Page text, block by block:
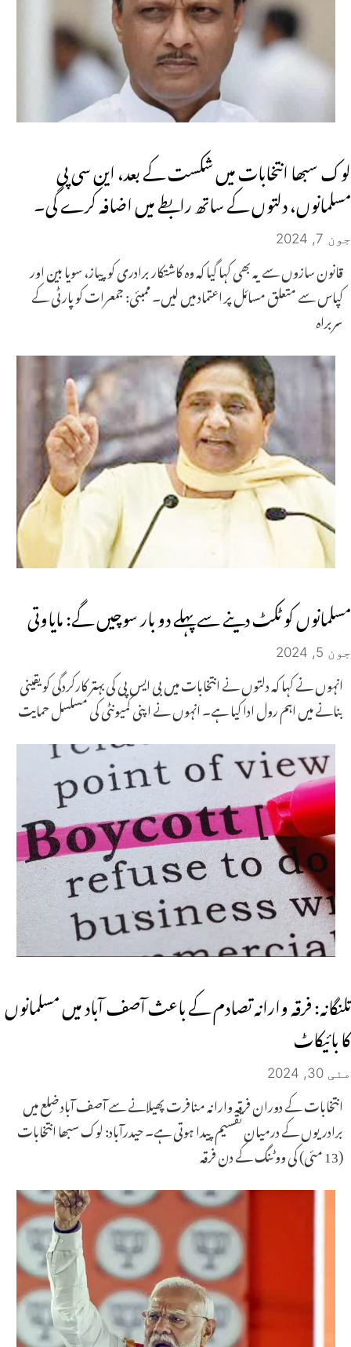
لوک سبھا انتخابات میں شکست کے بعد، این سی پی
مسلمانوں، دلتوں کے ساتھ رابطے میں اضافہ کرے گی۔
جون 7, 2024
قانون سازوں سے یہ بھی کہا گیا کہ وہ کاشتکار برادری کو پیاز، سویا بین اور
کپاس سے متعلق مسائل پر اعتماد میں لیں۔ ممبئی: جمعرات کو پارٹی کے
سربراہ
مسلمانوں کو ٹکٹ دینے سے پہلے دو بار سوچیں گے: مایاوتی
جون 5, 2024
انہوں نے کہا کہ دلتوں نے انتخابات میں بی ایس پی کی بہتر کارکردگی کو یقینی
بنانے میں اہم رول ادا کیا ہے۔ انہوں نے اپنی کمیونٹی کی مسلسل حمایت
تلنگانہ: فرقہ وارانہ تصادم کے باعث آصف آباد میں مسلمانوں
کا بائیکاٹ
مئی 30, 2024
انتخابات کے دوران فرقہ وارانہ منافرت پھیلانے سے آصف آباد ضلع میں
برادریوں کے درمیان تقسیم پیدا ہوتی ہے۔ حیدرآباد: لوک سبھا انتخابات
(13 مئی) کی ووٹنگ کے دن فرقہ